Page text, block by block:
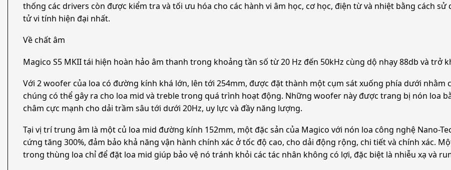
thống các drivers còn được kiểm tra và tối ưu hóa cho các hành vi âm học, cơ học, điện từ và nhiệt bằng cách
tử vi tính hiện đại nhất.
Về chất âm
Magico S5 MKII tái hiện hoàn hảo âm thanh trong khoảng tần số từ 20 Hz đến 50kHz cùng dộ nhạy 88db và trở
Với 2 woofer của loa có đường kính khá lớn, lên tới 254mm, được đặt thành một cụm sát xuống phía dưới nhằm
chúng có thể gây ra cho loa mid và treble trong quá trình hoạt động. Những woofer này được trang bị nón loa
châm cực mạnh cho dải trầm sâu tới dưới 20Hz, uy lực và đầy năng lượng.
Tại vị trí trung âm là một củ loa mid đường kính 152mm, một đặc sản của Magico với nón loa công nghệ Nano-
cứng tăng 300%, đảm bảo khả năng vận hành chính xác ở tốc độ cao, cho dải động rộng, chi tiết và chính xác.
trong thùng loa chỉ để đặt loa mid giúp bảo vệ nó tránh khỏi các tác nhân không có lợi, đặc biệt là nhiễu xạ và